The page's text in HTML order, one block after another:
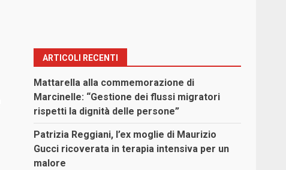
ARTICOLI RECENTI
Mattarella alla commemorazione di
Marcinelle: “Gestione dei flussi migratori
rispetti la dignità delle persone”
Patrizia Reggiani, l’ex moglie di Maurizio
Gucci ricoverata in terapia intensiva per un
malore